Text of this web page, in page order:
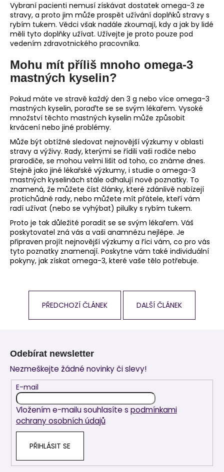
Vybraní pacienti nemusí získávat dostatek omega-3 ze
stravy, a proto jim může prospět užívání doplňků stravy s
rybím tukem. Vědci však nadále zkoumají, kdy a jak by lidé
měli tyto doplňky užívat. Užívejte je proto pouze pod
vedením zdravotnického pracovníka.
Mohu mít příliš mnoho omega-3
mastných kyselin?
Pokud máte ve stravě každý den 3 g nebo více omega-3
mastných kyselin, poraďte se se svým lékařem. Vysoké
množství těchto mastných kyselin může způsobit
krvácení nebo jiné problémy.
Může být obtížné sledovat nejnovější výzkumy v oblasti
stravy a výživy. Rady, kterými se řídili vaši rodiče nebo
prarodiče, se mohou velmi lišit od toho, co známe dnes.
Stejně jako jiné lékařské výzkumy, i studie o omega-3
mastných kyselinách stále odhalují nové poznatky. To
znamená, že můžete číst články, které zdánlivě nabízejí
protichůdné rady, nebo můžete mít přátele, kteří vám
radí užívat (nebo se vyhýbat) pilulky s rybím tukem.
Proto je tak důležité poradit se se svým lékařem. Váš
poskytovatel zná vás a vaši anamnézu nejlépe. Je
připraven projít nejnovější výzkumy a říci vám, co pro vás
tyto poznatky znamenají. Poskytne vám také individuální
pokyny, jak získat omega-3, které vaše tělo potřebuje.
PŘEDCHOZÍ ČLÁNEK DALŠÍ ČLÁNEK
Odebírat newsletter
Nezmeškejte žádné novinky či slevy!
E-mail
Vložením e-mailu souhlasíte s podmínkami
ochrany osobních údajů
PŘIHLÁSIT SE